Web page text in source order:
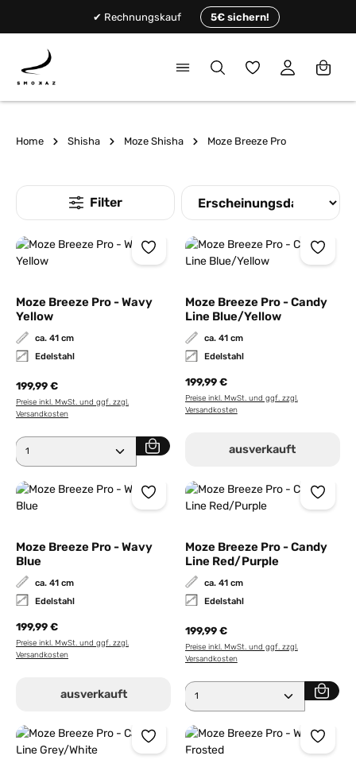
✔ Rechnungskauf 5€ sichern!
Du hast 0
Home Shisha Moze Shisha Moze Breeze Pro
Moze Breeze Pro - Wavy
Yellow
ca. 41 cm
Edelstahl
199,99 €
Preise inkl. MwSt. und ggf. zzgl.
Versandkosten
Produkt Anzahl: Gib den gewünschten Wert ein
Moze Breeze Pro - Candy
Line Blue/Yellow
ca. 41 cm
Edelstahl
199,99 €
Preise inkl. MwSt. und ggf. zzgl.
Versandkosten
ausverkauft
Moze Breeze Pro - Wavy
Blue
ca. 41 cm
Edelstahl
199,99 €
Preise inkl. MwSt. und ggf. zzgl.
Versandkosten
ausverkauft
Moze Breeze Pro - Candy
Line Red/Purple
ca. 41 cm
Edelstahl
199,99 €
Preise inkl. MwSt. und ggf. zzgl.
Versandkosten
Produkt Anzahl: Gib den